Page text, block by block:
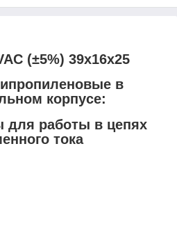
(±5%) 39x16x25
в
корпусе:
для работы в цепях
тока